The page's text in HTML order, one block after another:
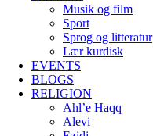
Musik og film
Sport
Sprog og litteratur
Lær kurdisk
EVENTS
BLOGS
RELIGION
Ahl’e Haqq
Alevi